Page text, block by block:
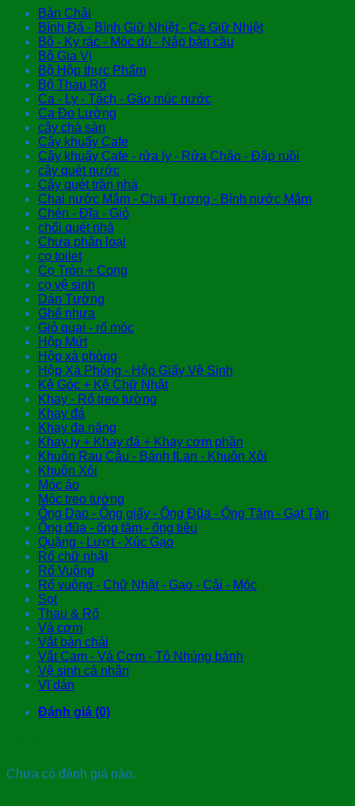
Bàn Chải
Bình Đá - Bình Giữ Nhiệt - Ca Giữ Nhiệt
Bô - Ky rác - Móc dù - Nắp bàn cầu
Bộ Gia Vị
Bộ Hộp thực Phẩm
Bộ Thau Rổ
Ca - Ly - Tách - Gáo múc nước
Ca Đo Lường
cây chà sàn
Cây khuấy Cafe
Cây khuấy Cafe - rửa ly - Rửa Chảo - Đập ruồi
cây quét nước
Cây quét trần nhà
Chai nước Mắm - Chai Tương - Bình nước Mắm
Chén - Đĩa - Giỏ
chổi quét nhà
Chưa phân loại
cọ toilet
Cọ Tròn + Cong
cọ vệ sinh
Dán Tường
Ghế nhựa
Giỏ quai - rổ móc
Hộp Mứt
Hộp xà phòng
Hộp Xà Phòng - Hộp Giấy Vệ Sinh
Kệ Góc + Kệ Chữ Nhật
Khay - Rổ treo tường
Khay đá
Khay đa năng
Khay ly + Khay đá + Khay cơm phần
Khuôn Rau Câu - Bánh fLan - Khuôn Xôi
Khuôn Xôi
Móc áo
Móc treo tường
Ống Dao - Ống giấy - Ống Đũa - Ống Tăm - Gạt Tàn
Ống đũa - ống tăm - ống tiêu
Quặng - Lượt - Xúc Gạo
Rổ chữ nhật
Rổ Vuông
Rổ vuông - Chữ Nhật - Gạo - Cải - Móc
Sọt
Thau & Rổ
Vá cơm
Vắt bàn chải
Vắt Cam - Vá Cơm - Tô Nhúng bánh
Vệ sinh cá nhân
Vĩ dán
Đánh giá (0)
Chưa có đánh giá nào.